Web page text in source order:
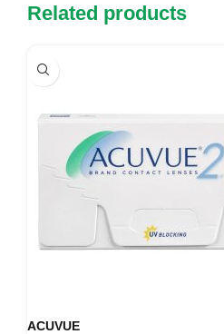
Related products
ACUVUE